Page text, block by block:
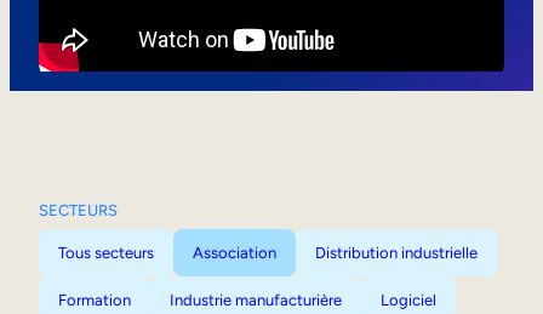
SECTEURS
Tous secteurs Association Distribution industrielle
Formation Industrie manufacturière Logiciel